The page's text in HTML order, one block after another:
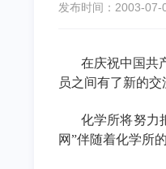
发布时间：2003-07-
在庆祝中国共
员之间有了新的交
化学所将努力
网”伴随着化学所